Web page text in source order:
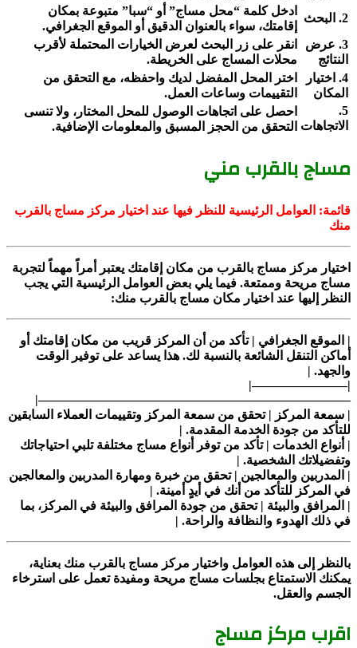
2. البحث
ادخل كلمة “محل مساج” أو “سبا” متبوعة بمكان
إقامتك، سواء بالعنوان الدقيق أو الموقع الجغرافي.
3. عرض
النتائج
انقر على زر البحث لعرض الخيارات المحتملة لأقرب
محلات المساج على الخريطة.
4. اختيار
المكان
اختر المحل المفضل لديك واحفظه، مع التحقق من
التقييمات وساعات العمل.
5.
الاتجاهات
احصل على اتجاهات الوصول للمحل المختار، ولا تنسى
التحقق من الحجز المسبق والمعلومات الإضافية.
مساج بالقرب مني
قائمة: العوامل الرئيسية للنظر فيها عند اختيار مركز مساج بالقرب
منك
اختيار مركز مساج بالقرب من مكان إقامتك يعتبر أمراً مهماً لتجربة
مساج مريحة وممتعة. فيما يلي بعض العوامل الرئيسية التي يجب
النظر إليها عند اختيار مكان مساج بالقرب منك:
| الموقع الجغرافي | تأكد من أن المركز قريب من مكان إقامتك أو
أماكن التنقل الشائعة بالنسبة لك. هذا يساعد على توفير الوقت
والجهد. |
|———————–|
————————————————————————–|
| سمعة المركز | تحقق من سمعة المركز وتقييمات العملاء السابقين
للتأكد من جودة الخدمة المقدمة. |
| أنواع الخدمات | تأكد من توفر أنواع مساج مختلفة تلبي احتياجاتك
وتفضيلاتك الشخصية. |
| المدربين والمعالجين | تحقق من خبرة ومهارة المدربين والمعالجين
في المركز للتأكد من أنك في أيدٍ أمينة. |
| المرافق والبيئة | تحقق من جودة المرافق والبيئة في المركز، بما
في ذلك الهدوء والنظافة والراحة. |
بالنظر إلى هذه العوامل واختيار مركز مساج بالقرب منك بعناية،
يمكنك الاستمتاع بجلسات مساج مريحة ومفيدة تعمل على استرخاء
الجسم والعقل.
اقرب مركز مساج